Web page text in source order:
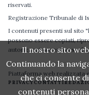
riservati.
Registrazione Tribunale di
I contenuti presenti sul sito
possono essere copiati,
autorizzazione espressa
Piattaforma web realizzata
PRIVACYCONTATTI
Il nostro sito
Continuando la
che ci consente
contenuti